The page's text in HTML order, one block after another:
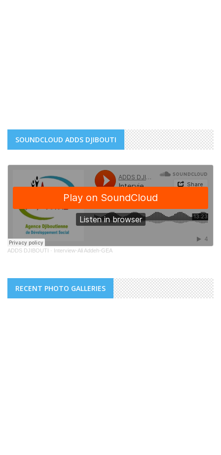
SOUNDCLOUD ADDS DJIBOUTI
ADDS DJIBOUTI · Interview-Ali Addeh-GEA
RECENT PHOTO GALLERIES